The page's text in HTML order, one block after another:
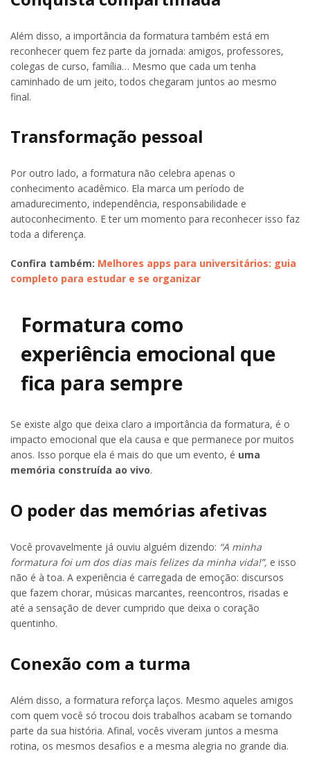
Além disso, a importância da formatura também está em
reconhecer quem fez parte da jornada: amigos, professores,
colegas de curso, família… Mesmo que cada um tenha
caminhado de um jeito, todos chegaram juntos ao mesmo
final.
Transformação pessoal
Por outro lado, a formatura não celebra apenas o
conhecimento acadêmico. Ela marca um período de
amadurecimento, independência, responsabilidade e
autoconhecimento. E ter um momento para reconhecer isso faz
toda a diferença.
Confira também: Melhores apps para universitários: guia
completo para estudar e se organizar
Formatura como
experiência emocional que
fica para sempre
Se existe algo que deixa claro a importância da formatura, é o
impacto emocional que ela causa e que permanece por muitos
anos. Isso porque ela é mais do que um evento, é uma
memória construída ao vivo.
O poder das memórias afetivas
Você provavelmente já ouviu alguém dizendo: “A minha
formatura foi um dos dias mais felizes da minha vida!”, e isso
não é à toa. A experiência é carregada de emoção: discursos
que fazem chorar, músicas marcantes, reencontros, risadas e
até a sensação de dever cumprido que deixa o coração
quentinho.
Conexão com a turma
Além disso, a formatura reforça laços. Mesmo aqueles amigos
com quem você só trocou dois trabalhos acabam se tornando
parte da sua história. Afinal, vocês viveram juntos a mesma
rotina, os mesmos desafios e a mesma alegria no grande dia.